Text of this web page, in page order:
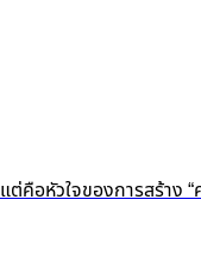
วใจของการสร้าง “ค